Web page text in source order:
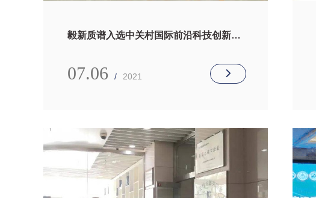
毅新质谱入选中关村国际前沿科技创新大
07.06 / 2021